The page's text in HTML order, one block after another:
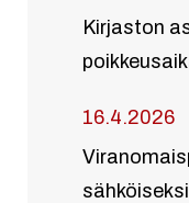
Kirjaston
16.4.2026
sähköiseksi